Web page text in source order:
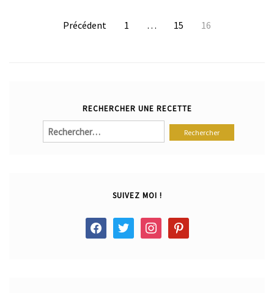
PaginationPrécédent 1 … 15 16
RECHERCHER UNE RECETTE
Rechercher :
SUIVEZ MOI !
facebook twitter instagram pinterest